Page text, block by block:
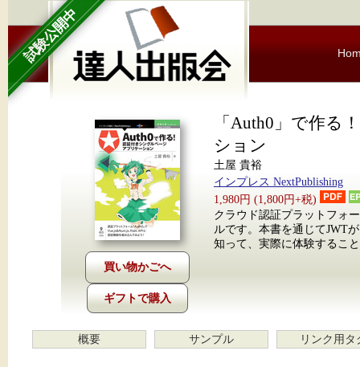
試験公開中
ギフトで購入
「Auth0」で作る
ション
土屋 貴裕
インプレス NextPublishing
1,980円 (1,800円+税)
クラウド認証プラットフォ
ルです。本書を通じてJWT
知って、実際に体験するこ
概要 サンプル リンク用タ